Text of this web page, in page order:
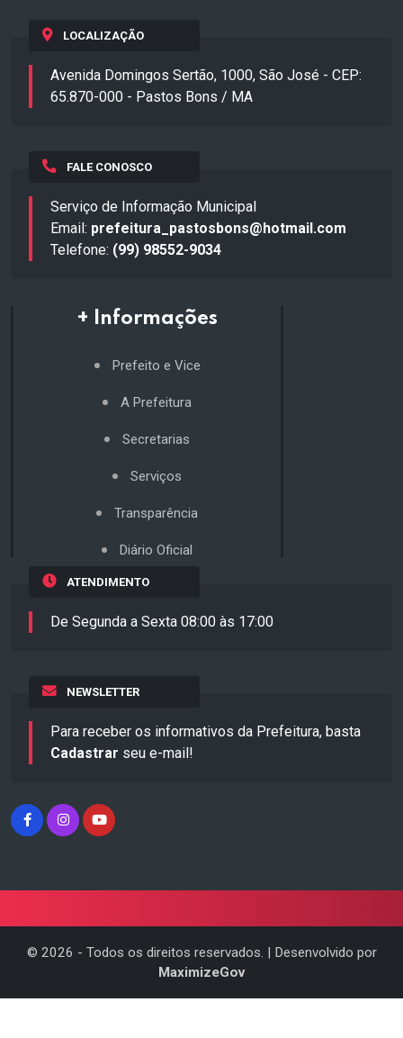
LOCALIZAÇÃO
Avenida Domingos Sertão, 1000, São José - CEP:
65.870-000 - Pastos Bons / MA
FALE CONOSCO
Serviço de Informação Municipal
Email: prefeitura_pastosbons@hotmail.com
Telefone: (99) 98552-9034
+ Informações
Prefeito e Vice
A Prefeitura
Secretarias
Serviços
Transparência
Diário Oficial
ATENDIMENTO
De Segunda a Sexta 08:00 às 17:00
NEWSLETTER
Para receber os informativos da Prefeitura, basta
Cadastrar seu e-mail!
© 2026 - Todos os direitos reservados. | Desenvolvido por
MaximizeGov